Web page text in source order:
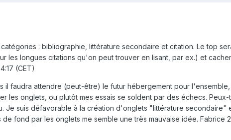
: bibliographie, littérature secondaire et citation. Le top
les longues citations qu'on peut trouver en lisant, par ex.) et
(CET)
il faudra attendre (peut-être) le futur hébergement pour
les onglets, ou plutôt mes essais se soldent par des échecs.
Je suis défavorable à la création d'onglets "littérature
fond par les onglets me semble une très mauvaise idée. Fabrice